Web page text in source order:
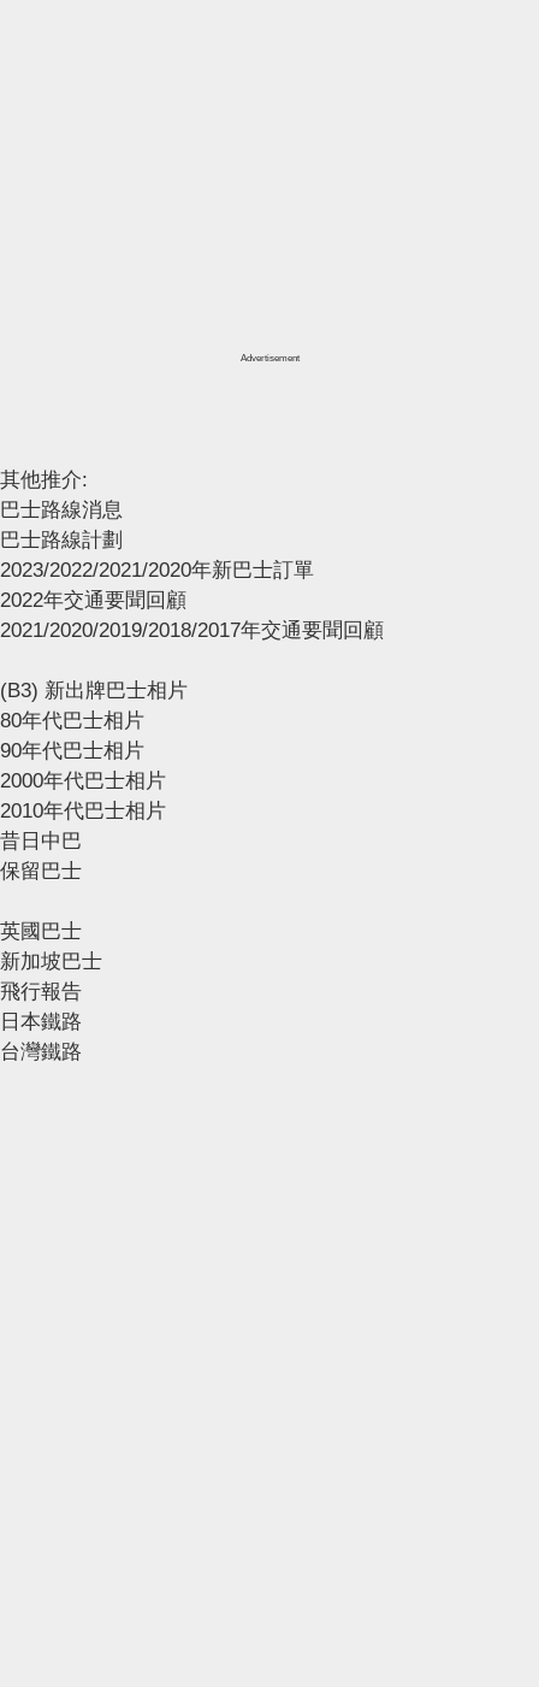
Advertisement
其他推介:
巴士路線消息
巴士路線計劃
2023/2022/2021/2020年新巴士訂單
2022年交通要聞回顧
2021/2020/2019/2018/2017年交通要聞回顧
(B3) 新出牌巴士相片
80年代巴士相片
90年代巴士相片
2000年代巴士相片
2010年代巴士相片
昔日中巴
保留巴士
英國巴士
新加坡巴士
飛行報告
日本鐵路
台灣鐵路